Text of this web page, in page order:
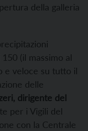
della galleria
(il massimo al
e veloce su tutto il
delle
dirigente del
per i Vigili del
con la Centrale